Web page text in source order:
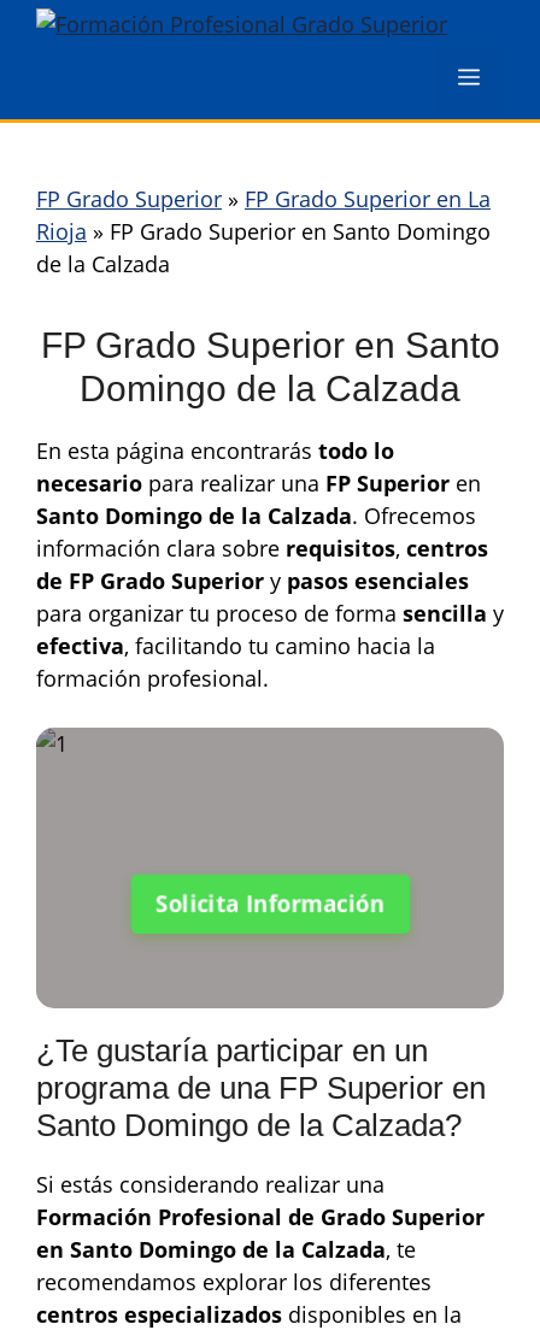
Saltar
Menú
FP Grado Superior » FP Grado Superior en La
Rioja » FP Grado Superior en Santo Domingo
de la Calzada
FP Grado Superior en Santo
Domingo de la Calzada
En esta página encontrarás todo lo
necesario para realizar una FP Superior en
Santo Domingo de la Calzada. Ofrecemos
información clara sobre requisitos, centros
de FP Grado Superior y pasos esenciales
para organizar tu proceso de forma sencilla y
efectiva, facilitando tu camino hacia la
formación profesional.
Solicita Información
¿Te gustaría participar en un
programa de una FP Superior en
Santo Domingo de la Calzada?
Si estás considerando realizar una
Formación Profesional de Grado Superior
en Santo Domingo de la Calzada, te
recomendamos explorar los diferentes
centros especializados disponibles en la